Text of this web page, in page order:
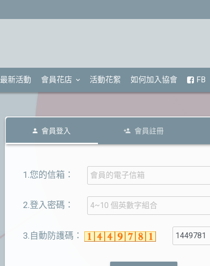
最新活動 會員花店 活動花絮 如何加入協會 FB
會員登入 會員註冊
1.您的信箱：
2.登入密碼：
3.自動防護碼：